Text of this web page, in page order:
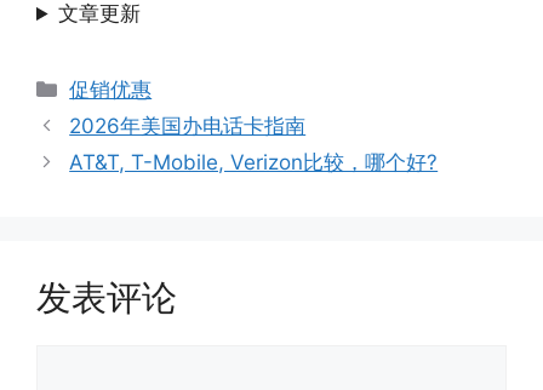
文章更新
分
类
促销优惠
2026年美国办电话卡指南
AT&T, T-Mobile, Verizon比较，哪个好?
发表评论